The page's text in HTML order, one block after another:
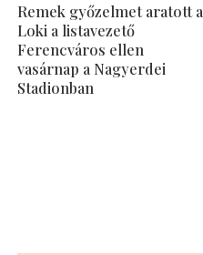
Remek győzelmet aratott a
Loki a listavezető
Ferencváros ellen
vasárnap a Nagyerdei
Stadionban